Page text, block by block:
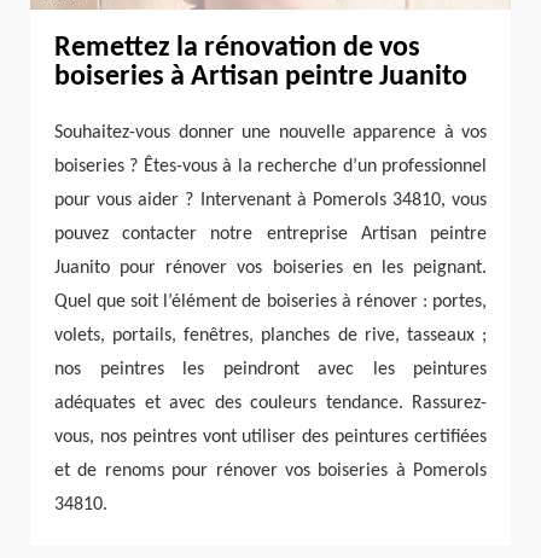
Remettez la rénovation de vos
boiseries à Artisan peintre Juanito
Souhaitez-vous donner une nouvelle apparence à vos
boiseries ? Êtes-vous à la recherche d’un professionnel
pour vous aider ? Intervenant à Pomerols 34810, vous
pouvez contacter notre entreprise Artisan peintre
Juanito pour rénover vos boiseries en les peignant.
Quel que soit l’élément de boiseries à rénover : portes,
volets, portails, fenêtres, planches de rive, tasseaux ;
nos peintres les peindront avec les peintures
adéquates et avec des couleurs tendance. Rassurez-
vous, nos peintres vont utiliser des peintures certifiées
et de renoms pour rénover vos boiseries à Pomerols
34810.